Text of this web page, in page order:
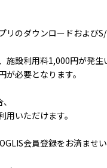
のダウンロードおよびS/
設利用料1,000円が発生
必要となります。
いただけます。
会員登録をお済ませい